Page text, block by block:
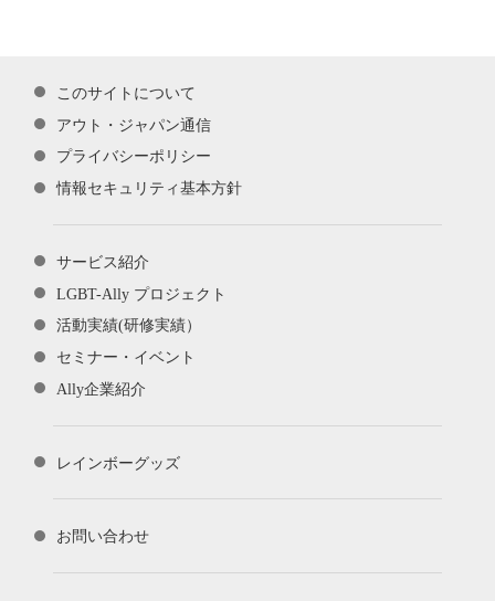
このサイトについて
アウト・ジャパン通信
プライバシーポリシー
情報セキュリティ基本方針
サービス紹介
LGBT-Ally プロジェクト
活動実績(研修実績）
セミナー・イベント
Ally企業紹介
レインボーグッズ
お問い合わせ